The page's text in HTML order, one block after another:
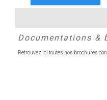
Documentations &
Retrouvez ici toutes nos brochures